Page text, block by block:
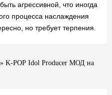
агрессивной, что иногда
процесса наслаждения
но требует терпения.
» K-POP Idol Producer МОД на